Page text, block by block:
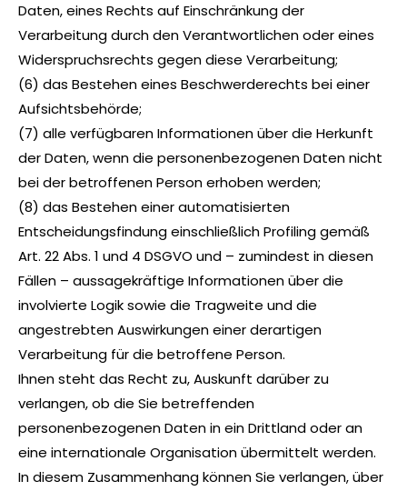
Daten, eines Rechts auf Einschränkung der
Verarbeitung durch den Verantwortlichen oder eines
Widerspruchsrechts gegen diese Verarbeitung;
(6) das Bestehen eines Beschwerderechts bei einer
Aufsichtsbehörde;
(7) alle verfügbaren Informationen über die Herkunft
der Daten, wenn die personenbezogenen Daten nicht
bei der betroffenen Person erhoben werden;
(8) das Bestehen einer automatisierten
Entscheidungsfindung einschließlich Profiling gemäß
Art. 22 Abs. 1 und 4 DSGVO und – zumindest in diesen
Fällen – aussagekräftige Informationen über die
involvierte Logik sowie die Tragweite und die
angestrebten Auswirkungen einer derartigen
Verarbeitung für die betroffene Person.
Ihnen steht das Recht zu, Auskunft darüber zu
verlangen, ob die Sie betreffenden
personenbezogenen Daten in ein Drittland oder an
eine internationale Organisation übermittelt werden.
In diesem Zusammenhang können Sie verlangen, über